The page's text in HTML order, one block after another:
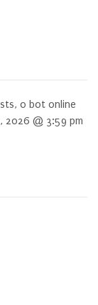
0 bot online
2026 @ 3:59 pm